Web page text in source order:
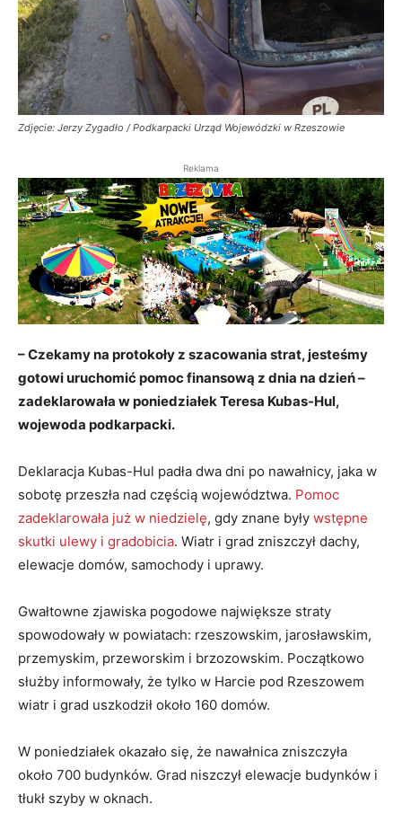
Zdjęcie: Jerzy Zygadło / Podkarpacki Urząd Wojewódzki w Rzeszowie
Reklama
– Czekamy na protokoły z szacowania strat, jesteśmy
gotowi uruchomić pomoc finansową z dnia na dzień –
zadeklarowała w poniedziałek Teresa Kubas-Hul,
wojewoda podkarpacki.
Deklaracja Kubas-Hul padła dwa dni po nawałnicy, jaka w
sobotę przeszła nad częścią województwa. Pomoc
zadeklarowała już w niedzielę, gdy znane były wstępne
skutki ulewy i gradobicia. Wiatr i grad zniszczył dachy,
elewacje domów, samochody i uprawy.
Gwałtowne zjawiska pogodowe największe straty
spowodowały w powiatach: rzeszowskim, jarosławskim,
przemyskim, przeworskim i brzozowskim. Początkowo
służby informowały, że tylko w Harcie pod Rzeszowem
wiatr i grad uszkodził około 160 domów.
W poniedziałek okazało się, że nawałnica zniszczyła
około 700 budynków. Grad niszczył elewacje budynków i
tłukł szyby w oknach.